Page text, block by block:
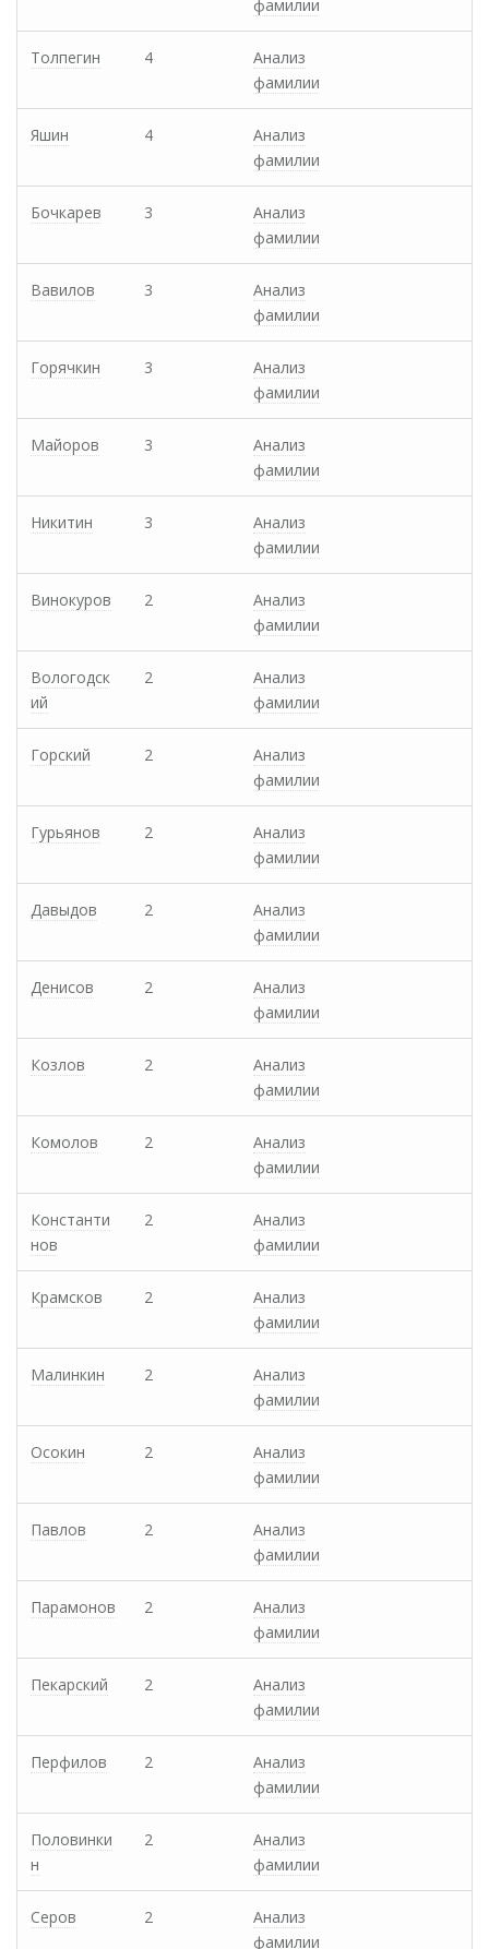
фамилии
Толпегин 4
Анализ
фамилии
Яшин 4
Анализ
фамилии
Бочкарев 3
Анализ
фамилии
Вавилов 3
Анализ
фамилии
Горячкин 3
Анализ
фамилии
Майоров 3
Анализ
фамилии
Никитин 3
Анализ
фамилии
Винокуров 2
Анализ
фамилии
Вологодск
ий
2
Анализ
фамилии
Горский 2
Анализ
фамилии
Гурьянов 2
Анализ
фамилии
Давыдов 2
Анализ
фамилии
Денисов 2
Анализ
фамилии
Козлов 2
Анализ
фамилии
Комолов 2
Анализ
фамилии
Константи
нов
2
Анализ
фамилии
Крамсков 2
Анализ
фамилии
Малинкин 2
Анализ
фамилии
Осокин 2
Анализ
фамилии
Павлов 2
Анализ
фамилии
Парамонов 2
Анализ
фамилии
Пекарский 2
Анализ
фамилии
Перфилов 2
Анализ
фамилии
Половинки
н
2
Анализ
фамилии
Серов 2
Анализ
фамилии